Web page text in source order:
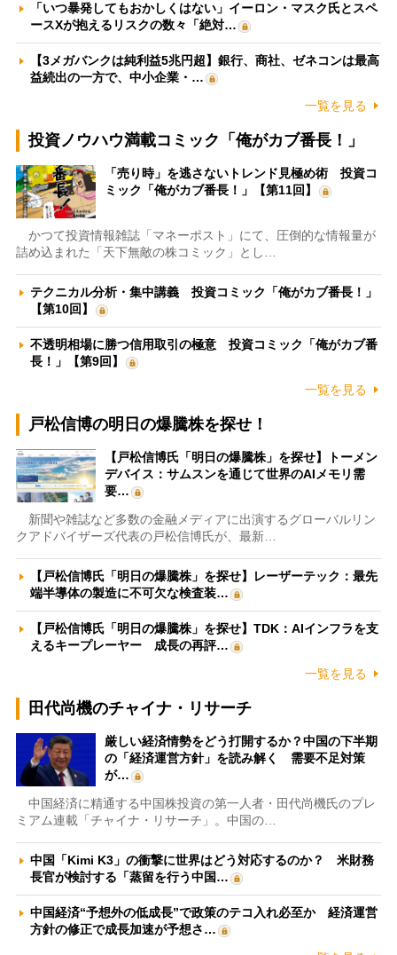
「いつ暴発してもおかしくはない」イーロン・マスク氏とスペ
ースXが抱えるリスクの数々「絶対…
【3メガバンクは純利益5兆円超】銀行、商社、ゼネコンは最高
益続出の一方で、中小企業・…
一覧を見る
投資ノウハウ満載コミック「俺がカブ番長！」
「売り時」を逃さないトレンド見極め術 投資コ
ミック「俺がカブ番長！」【第11回】
かつて投資情報雑誌「マネーポスト」にて、圧倒的な情報量が
詰め込まれた「天下無敵の株コミック」とし…
テクニカル分析・集中講義 投資コミック「俺がカブ番長！」
【第10回】
不透明相場に勝つ信用取引の極意 投資コミック「俺がカブ番
長！」【第9回】
一覧を見る
戸松信博の明日の爆騰株を探せ！
【戸松信博氏「明日の爆騰株」を探せ】トーメン
デバイス：サムスンを通じて世界のAIメモリ需
要…
新聞や雑誌など多数の金融メディアに出演するグローバルリン
クアドバイザーズ代表の戸松信博氏が、最新…
【戸松信博氏「明日の爆騰株」を探せ】レーザーテック：最先
端半導体の製造に不可欠な検査装…
【戸松信博氏「明日の爆騰株」を探せ】TDK：AIインフラを支
えるキープレーヤー 成長の再評…
一覧を見る
田代尚機のチャイナ・リサーチ
厳しい経済情勢をどう打開するか？中国の下半期
の「経済運営方針」を読み解く 需要不足対策
が…
中国経済に精通する中国株投資の第一人者・田代尚機氏のプレ
ミアム連載「チャイナ・リサーチ」。中国の…
中国「Kimi K3」の衝撃に世界はどう対応するのか？ 米財務
長官が検討する「蒸留を行う中国…
中国経済“予想外の低成長”で政策のテコ入れ必至か 経済運営
方針の修正で成長加速が予想さ…